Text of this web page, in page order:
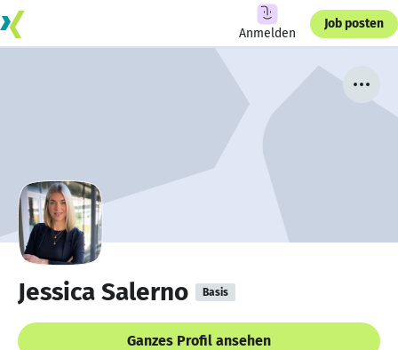
Anmelden
Job posten
Jessica Salerno Basis
Ganzes Profil ansehen